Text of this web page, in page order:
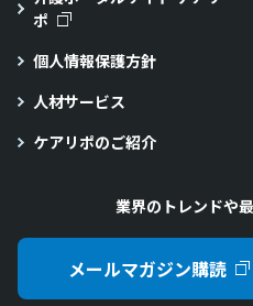
ポ
個人情報保護方針
人材サービス
ケアリポのご紹介
業界のトレンドや
メールマガジン購読